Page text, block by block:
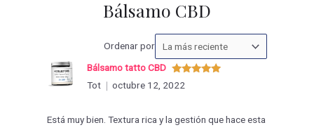
Bálsamo CBD
Ordenar porOrdenar
las
Valorado
con
Bálsamo tatto CBD
Tot
octubre 12, 2022
Está muy bien. Textura rica y la gestión que hace esta